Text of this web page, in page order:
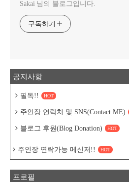
Sakai 님의 블로그입니다.
구독하기
공지사항
필독!! HOT
주인장 연락처 및 SNS(Contact ME)
블로그 후원(Blog Donation) HOT
주인장 연락가능 메신저!! HOT
프로필